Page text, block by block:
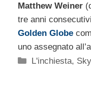
Matthew Weiner
tre anni
Golden Globe
uno assegnato
Categorie
L'inchiesta, Sky